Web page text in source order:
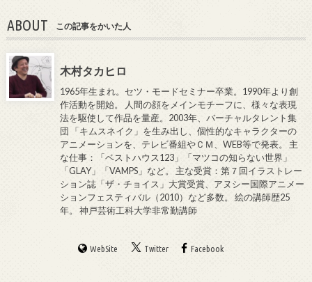
ABOUT この記事をかいた人
木村タカヒロ
1965年生まれ。セツ・モードセミナー卒業。1990年より創
作活動を開始。 人間の顔をメインモチーフに、様々な表現
法を駆使して作品を量産。2003年、バーチャルタレント集
団 「キムスネイク」を生み出し、個性的なキャラクターの
アニメーションを、テレビ番組やＣＭ、WEB等で発表。 主
な仕事：「ベストハウス123」「マツコの知らない世界」
「GLAY」「VAMPS」など。 主な受賞：第７回イラストレー
ション誌「ザ・チョイス」大賞受賞、アヌシー国際アニメー
ションフェスティバル（2010）など多数。 絵の講師歴25
年。 神戸芸術工科大学非常勤講師
WebSite Twitter Facebook